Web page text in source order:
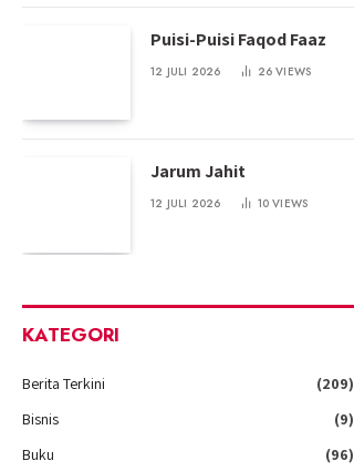
Puisi-Puisi Faqod Faaz
12 JULI 2026 26VIEWS
Jarum Jahit
12 JULI 2026 10VIEWS
KATEGORI
Berita Terkini
(209)
Bisnis
(9)
Buku
(96)